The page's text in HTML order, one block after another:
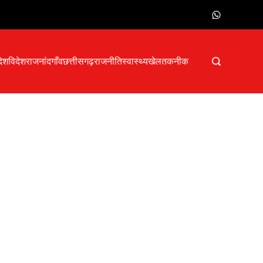
विदेशराजनांदगाँवछत्तीसगढ़राजनीतिस्वास्थ्यखेलतकनीक